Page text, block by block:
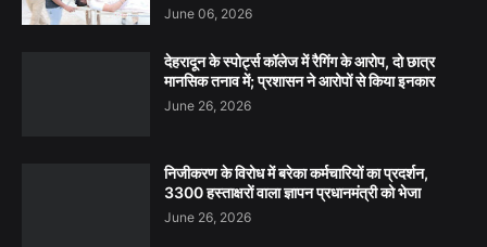
June 06, 2026
देहरादून के स्पोर्ट्स कॉलेज में रैगिंग के आरोप, दो छात्र
मानसिक तनाव में; प्रशासन ने आरोपों से किया इनकार
June 26, 2026
निजीकरण के विरोध में बरेका कर्मचारियों का प्रदर्शन,
3300 हस्ताक्षरों वाला ज्ञापन प्रधानमंत्री को भेजा
June 26, 2026